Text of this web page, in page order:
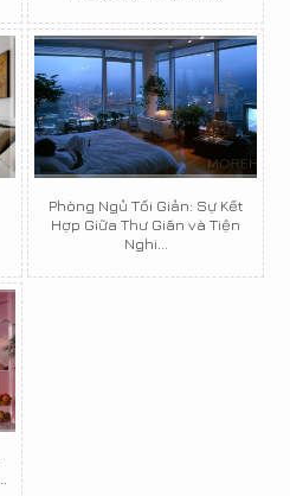
Phòng Ngủ Tối Giản: Sự Kết
Hợp Giữa Thư Giãn và Tiện
Nghi...